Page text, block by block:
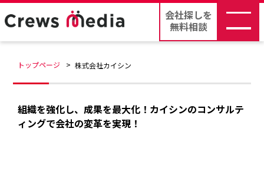
会社探しを
無料相談
トップページ 株式会社カイシン
組織を強化し、成果を最大化！カイシンのコンサルテ
ィングで会社の変革を実現！